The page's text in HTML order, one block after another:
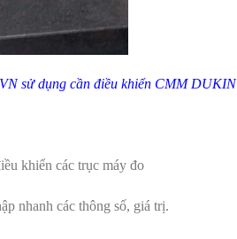
sử dụng cần điều khiển CMM DUKIN
khiển các trục máy đo
nhanh các thông số, giá trị.